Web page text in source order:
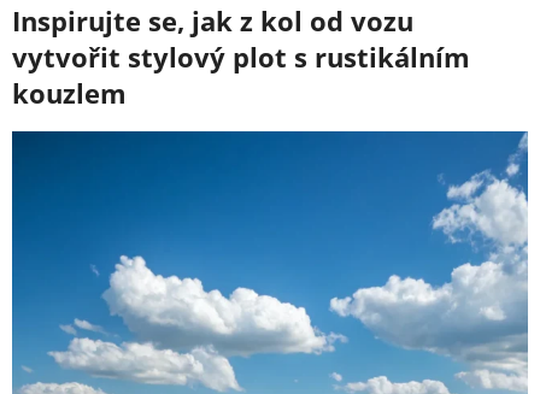
Inspirujte se, jak z kol od vozu
vytvořit stylový plot s rustikálním
kouzlem